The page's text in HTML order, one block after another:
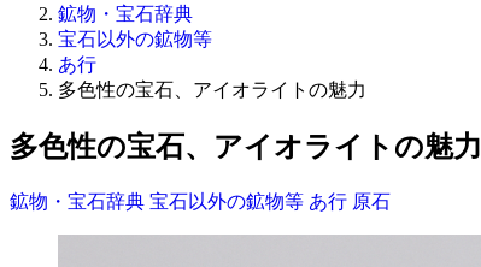
鉱物・宝石辞典
宝石以外の鉱物等
あ行
多色性の宝石、アイオライトの魅力
多色性の宝石、アイオライトの魅力
鉱物・宝石辞典 宝石以外の鉱物等 あ行 原石